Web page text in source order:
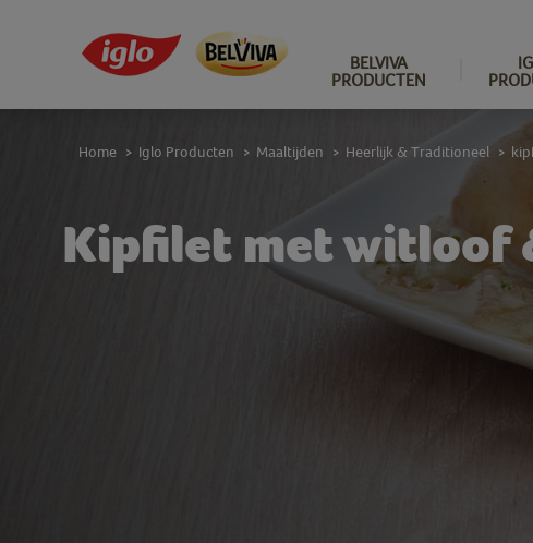
BELVIVA
PRODUCTEN
Kipfilet met witloof
Home > Iglo Producten > Maaltijden > Heerlijk & Traditioneel >